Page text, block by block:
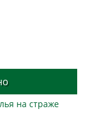
на страже